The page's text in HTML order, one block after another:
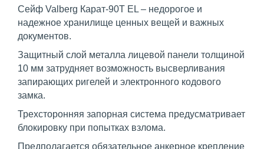
Сейф Valberg Карат-90T EL – недорогое и
надежное хранилище ценных вещей и важных
документов.
Защитный слой металла лицевой панели толщиной
10 мм затрудняет возможность высверливания
запирающих ригелей и электронного кодового
замка.
Трехсторонняя запорная система предусматривает
блокировку при попытках взлома.
Предполагается обязательное анкерное крепление